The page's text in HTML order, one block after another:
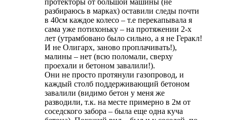
разбираюсь в марках) оставили следы почти
в 40см каждое колесо – т.е перекапывала я
сама уже потихоньку – на протяжении 2-х
лет (утрамбовано было сильно, а я не Геракл!
И не Олигарх, заново проплачивать!),
малины – нет (всю поломали, сверху
проехали и бетоном завалили!).
Они не просто протянули газопровод, и
каждый столб поддерживающий бетоном
завалили (видимо бетон у меня же
разводили, т.к. на месте примерно в 2м от
соседского забора – была еще одна куча